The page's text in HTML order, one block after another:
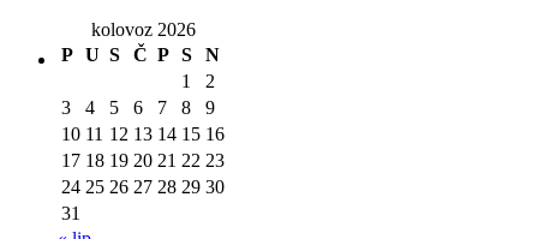
kolovoz 2026
P U S Č P S
N
1
2
3
4 5 6 7 8
9
10 11 12 13 14 15 16
17 18 19 20 21 22 23
24 25 26 27 28 29 30
31